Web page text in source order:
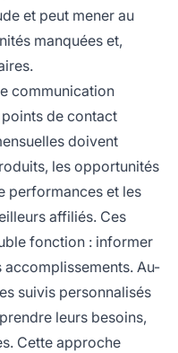
et peut mener au
manquées et,
communication
de contact
doivent
les opportunités
performances et les
affiliés. Ces
fonction : informer
Au-
suivis personnalisés
leurs besoins,
Cette approche